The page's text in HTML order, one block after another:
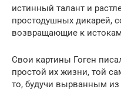
истинный талант и
простодушных дикарей,
возвращающие к
Свои картины Гоген
простой их жизни, той
то, будучи вырванным из